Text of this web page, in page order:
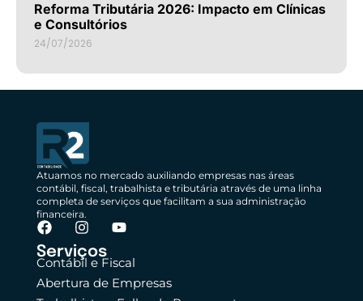
Reforma Tributária 2026: Impacto em Clínicas
e Consultórios
24/07/2026
Atuamos no mercado auxiliando empresas nas áreas
contábil, fiscal, trabalhista e tributária através de uma linha
completa de serviços que facilitam a sua administração
financeira.
Serviços
Contábil e Fiscal
Abertura de Empresas